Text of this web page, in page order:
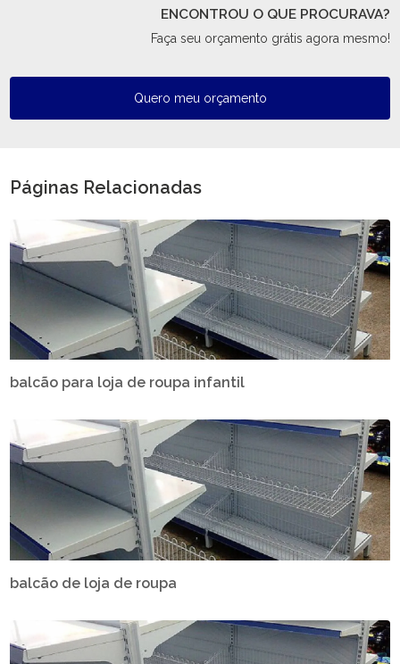
ENCONTROU O QUE PROCURAVA?
Faça seu orçamento grátis agora mesmo!
Quero meu orçamento
Páginas Relacionadas
balcão para loja de roupa infantil
balcão de loja de roupa